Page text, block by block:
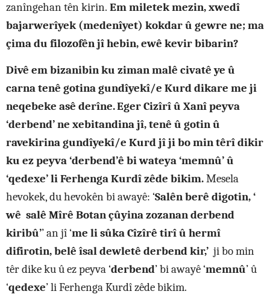
zanîngehan tên kirin. Em miletek mezin, xwedî
bajarwerîyek (medenîyet) kokdar û gewre ne; ma
çima du filozofên jî hebin, ewê kevir bibarin?
Divê em bizanibin ku ziman malê civatê ye û
carna tenê gotina gundîyekî/e Kurd dikare me ji
neqebeke asê derîne.Eger Cizîrî û Xanî peyva
‘derbend’ ne xebitandina jî, tenê û gotin û
ravekirina gundîyekî/e Kurd jî ji bo min têrî dikir
ku ez peyva ‘derbend’ê bi wateya ‘memnû’ û
‘qedexe’ li Ferhenga Kurdî zêde bikim.Mesela
hevokek, du hevokên bi awayê: ‘Salên berê digotin, ‘
wê salê Mîrê Botan çûyina zozanan derbend
kiribû’’ an jî ‘me li sûka Cîzîrê tirî û hermî
difirotin, belê îsal dewletê derbend kir,’ ji bo min
têr dike ku û ez peyva ‘derbend’ bi awayê ‘memnû’ û
‘qedexe’ li Ferhenga Kurdî zêde bikim.